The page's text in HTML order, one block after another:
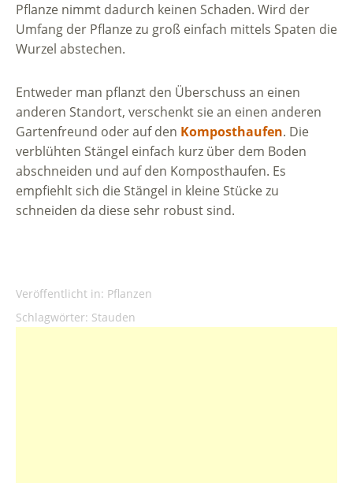
Pflanze nimmt dadurch keinen Schaden. Wird der
Umfang der Pflanze zu groß einfach mittels Spaten die
Wurzel abstechen.
Entweder man pflanzt den Überschuss an einen
anderen Standort, verschenkt sie an einen anderen
Gartenfreund oder auf den Komposthaufen. Die
verblühten Stängel einfach kurz über dem Boden
abschneiden und auf den Komposthaufen. Es
empfiehlt sich die Stängel in kleine Stücke zu
schneiden da diese sehr robust sind.
Veröffentlicht in: Pflanzen
Schlagwörter: Stauden